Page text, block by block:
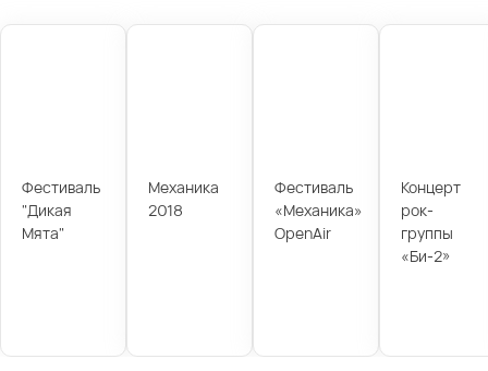
Фестиваль
"Дикая
Мята"
Механика
2018
Фестиваль
«Механика»
OpenAir
Концерт
рок-
группы
«Би-2»